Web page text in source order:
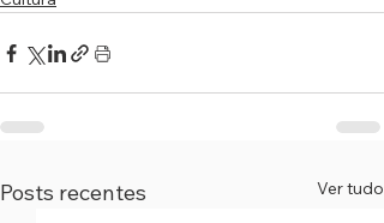
Posts recentes Ver tudo